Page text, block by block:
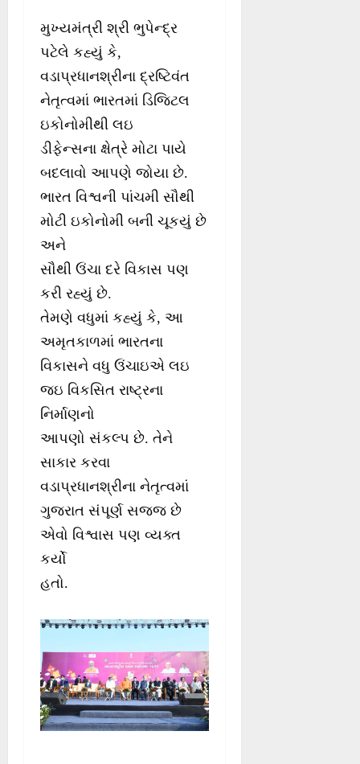
મુખ્યમંત્રી શ્રી ભુપેન્દ્ર
પટેલે કહ્યું કે,
વડાપ્રધાનશ્રીના દ્રષ્ટિવંત
નેતૃત્વમાં ભારતમાં ડિજિટલ
ઇકોનોમીથી લઇ
ડીફેન્સના ક્ષેત્રે મોટા પાયે
બદલાવો આપણે જોયા છે.
ભારત વિશ્વની પાંચમી સૌથી
મોટી ઇકોનોમી બની ચૂકયું છે
અને
સૌથી ઉંચા દરે વિકાસ પણ
કરી રહ્યું છે.
તેમણે વધુમાં કહ્યું કે, આ
અમૃતકાળમાં ભારતના
વિકાસને વધુ ઉંચાઇએ લઇ
જઇ વિકસિત રાષ્ટ્રના
નિર્માણનો
આપણો સંકલ્પ છે. તેને
સાકાર કરવા
વડાપ્રધાનશ્રીના નેતૃત્વમાં
ગુજરાત સંપૂર્ણ સજ્જ છે
એવો વિશ્વાસ પણ વ્યક્ત
કર્યો
હતો.